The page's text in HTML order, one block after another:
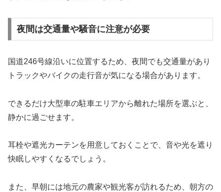
夜間は交通量や騒音に注意が必要
国道246号線沿いに位置するため、夜間でも交通量があり
トラックやバイクの走行音が気になる場合があります。
できるだけ大型車の駐車エリアから離れた場所を選ぶと、
静かに過ごせます。
耳栓や遮光カーテンを用意しておくことで、音や光を遮り
快眠しやすくなるでしょう。
また、早朝には地元の農家や観光客が訪れるため、朝方の